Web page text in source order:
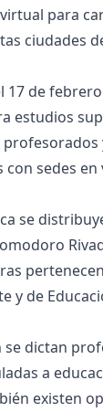
para
ciudades
17 de
estudios
sedes en
se
y de
se dictan
a
existen